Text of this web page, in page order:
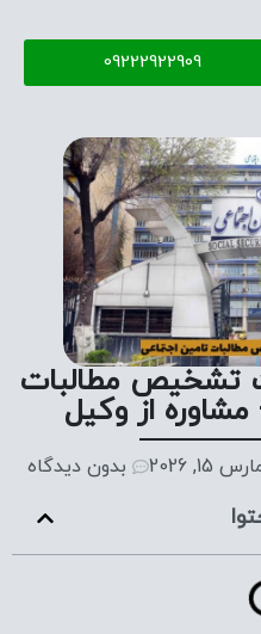
09222922909
تشخیص مطالبات
از وکیل
15, 2026 بدون دیدگاه